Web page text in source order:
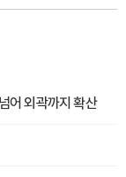
어 외곽까지 확산